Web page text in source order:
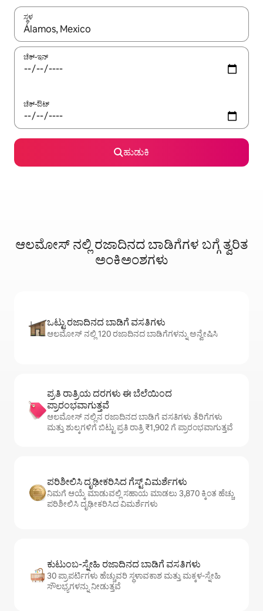
ಸ್ಥಳ
ಫಲಿತಾಂಶಗಳು ಲಭ್ಯವಿರುವಾಗ, ಅಪ್ ಮತ್ತು ಡೌನ್ ಬಾಣದ ಕೀಲಿಗಳೊಂದಿಗೆ
ಚೆಕ್-ಇನ್
ಚೆಕ್-ಔಟ್
ಹುಡುಕಿ
ಆಲಮೋಸ್ ನಲ್ಲಿ ರಜಾದಿನದ ಬಾಡಿಗೆಗಳ ಬಗ್ಗೆ ತ್ವರಿತ
ಅಂಕಿಅಂಶಗಳು
ಒಟ್ಟು ರಜಾದಿನದ ಬಾಡಿಗೆ ವಸತಿಗಳು
ಆಲಮೋಸ್ ನಲ್ಲಿ 120 ರಜಾದಿನದ ಬಾಡಿಗೆಗಳನ್ನು ಅನ್ವೇಷಿಸಿ
ಪ್ರತಿ ರಾತ್ರಿಯ ದರಗಳು ಈ ಬೆಲೆಯಿಂದ
ಪ್ರಾರಂಭವಾಗುತ್ತವೆ
ಆಲಮೋಸ್ ನಲ್ಲಿನ ರಜಾದಿನದ ಬಾಡಿಗೆ ವಸತಿಗಳು ತೆರಿಗೆಗಳು
ಮತ್ತು ಶುಲ್ಕಗಳಿಗೆ ಬಿಟ್ಟು ಪ್ರತಿ ರಾತ್ರಿ ₹1,902 ಗೆ ಪ್ರಾರಂಭವಾಗುತ್ತವೆ
ಪರಿಶೀಲಿಸಿ ದೃಢೀಕರಿಸಿದ ಗೆಸ್ಟ್ ವಿಮರ್ಶೆಗಳು
ನಿಮಗೆ ಆಯ್ಕೆ ಮಾಡುವಲ್ಲಿ ಸಹಾಯ ಮಾಡಲು 3,870 ಕ್ಕಿಂತ ಹೆಚ್ಚು
ಪರಿಶೀಲಿಸಿ ದೃಢೀಕರಿಸಿದ ವಿಮರ್ಶೆಗಳು
ಕುಟುಂಬ-ಸ್ನೇಹಿ ರಜಾದಿನದ ಬಾಡಿಗೆ ವಸತಿಗಳು
30 ಪ್ರಾಪರ್ಟಿಗಳು ಹೆಚ್ಚುವರಿ ಸ್ಥಳಾವಕಾಶ ಮತ್ತು ಮಕ್ಕಳ-ಸ್ನೇಹಿ
ಸೌಲಭ್ಯಗಳನ್ನು ನೀಡುತ್ತವೆ